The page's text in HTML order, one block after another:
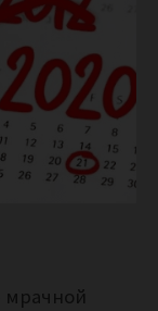
мрачной